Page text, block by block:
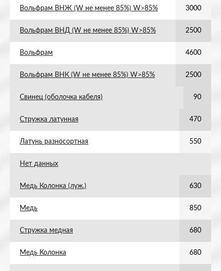
Вольфрам ВНЖ (W не менее 85%) W>85% 3000
Вольфрам ВНД (W не менее 85%) W>85% 2500
Вольфрам 4600
Вольфрам ВНК (W не менее 85%) W>85% 2500
Свинец (оболочка кабеля) 90
Стружка латунная 470
Латунь разносортная 550
Нет данных
Медь Колонка (луж.) 630
Медь 850
Стружка медная 680
Медь Колонка 680